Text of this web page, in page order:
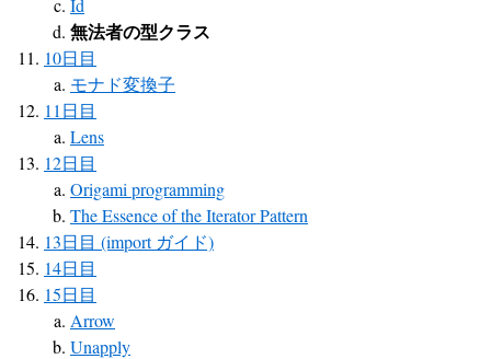
Id
無法者の型クラス
10日目
モナド変換子
11日目
Lens
12日目
Origami programming
The Essence of the Iterator Pattern
13日目 (import ガイド)
14日目
15日目
Arrow
Unapply